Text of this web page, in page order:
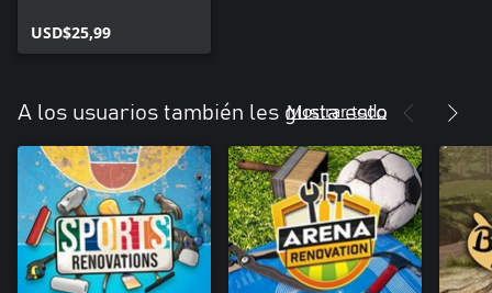
USD$25,99
A los usuarios también les gusta esto
Mostrar todo